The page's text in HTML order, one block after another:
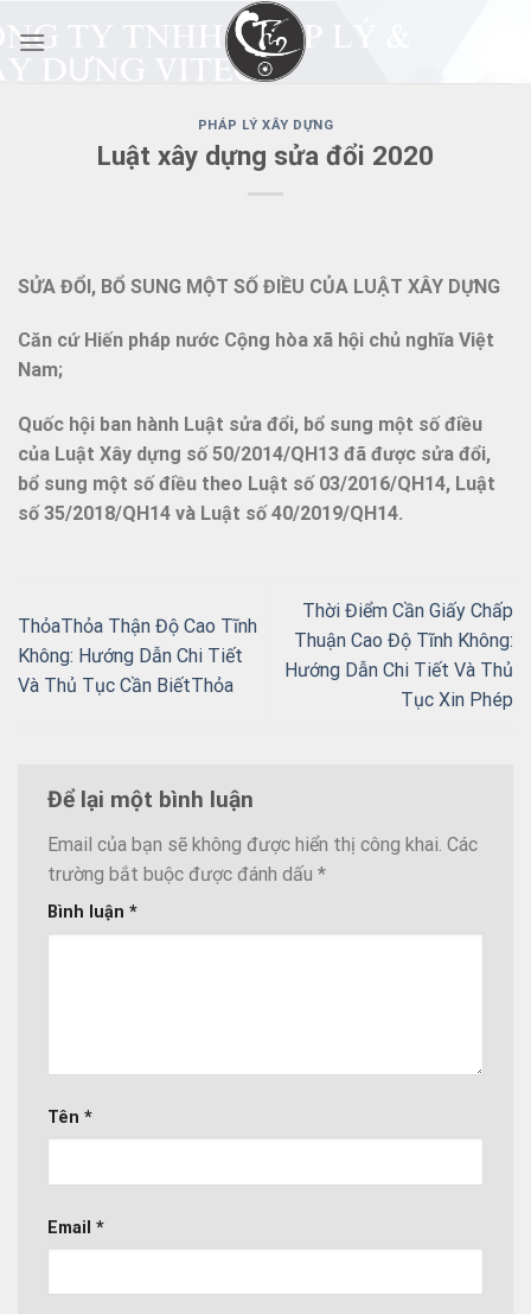
PHÁP LÝ XÂY DỰNG
Luật xây dựng sửa đổi 2020
SỬA ĐỔI, BỔ SUNG MỘT SỐ ĐIỀU CỦA LUẬT XÂY DỰNG
Căn cứ Hiến pháp nước Cộng hòa xã hội chủ nghĩa Việt
Nam;
Quốc hội ban hành Luật sửa đổi, bổ sung một số điều
của Luật Xây dựng số 50/2014/QH13 đã được sửa đổi,
bổ sung một số điều theo Luật số 03/2016/QH14, Luật
số 35/2018/QH14 và Luật số 40/2019/QH14.
ThỏaThỏa Thận Độ Cao Tĩnh
Không: Hướng Dẫn Chi Tiết
Và Thủ Tục Cần BiếtThỏa
Thời Điểm Cần Giấy Chấp
Thuận Cao Độ Tĩnh Không:
Hướng Dẫn Chi Tiết Và Thủ
Tục Xin Phép
Để lại một bình luận
Email của bạn sẽ không được hiển thị công khai. Các
trường bắt buộc được đánh dấu *
Bình luận *
Tên *
Email *